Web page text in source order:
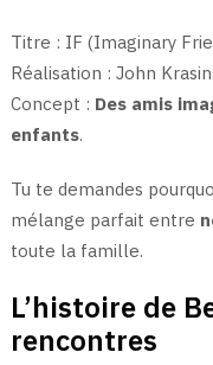
Titre : IF (Imaginary
Réalisation : John
Concept : Des amis
enfants.
Tu te demandes
mélange parfait entre
toute la famille.
L’histoire de
rencontres